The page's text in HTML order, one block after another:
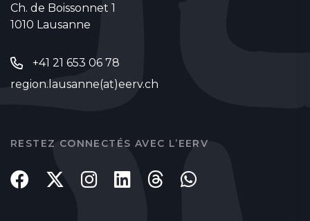
Ch. de Boissonnet 1
1010 Lausanne
+41 21 653 06 78
region.lausanne(at)eerv.ch
RESTEZ CONNECTÉS AVEC L’EERV